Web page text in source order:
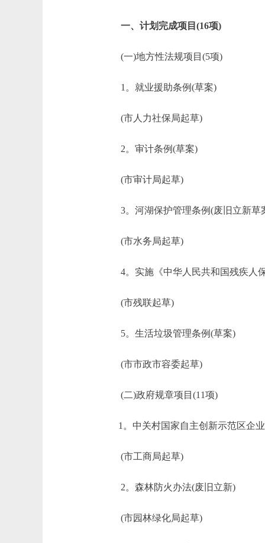
一、计划完成项目(16项)
(一)地方性法规项目(5项)
1。就业援助条例(草案)
(市人力社保局起草)
2。审计条例(草案)
(市审计局起草)
3。河湖保护管理条例(废旧立新草
(市水务局起草)
4。实施《中华人民共和国残疾人
(市残联起草)
5。生活垃圾管理条例(草案)
(市市政市容委起草)
(二)政府规章项目(11项)
1。中关村国家自主创新示范区企业
(市工商局起草)
2。森林防火办法(废旧立新)
(市园林绿化局起草)